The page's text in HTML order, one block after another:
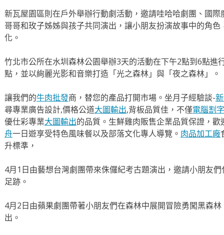
新瓦屋園區則在戶外舉辦行動劇活動，邀請哇哈哈劇團、國
哥哥和玫子姊姊與孩子共同演出，讓小朋友扮演故事中的角
化。
竹北市公所在水圳森林公園舉辦3天的活動在下午2點到6點進
點，並以絢麗光影和音樂打造「光之森林」與「夜之森林」。
讓我們的牛肉批發商，替您的產品打開市場。坐月子經驗談-
尋專業廣告設計,價格公道大圖輸出,背板品質佳，不僅電腦割字
優仕彩專業大圖輸出的品質。生鮮雞肉販售企業品質保證，歡
舟一日遊享受特色風味餐以及部落文化專人導覽。 肉品加工廠
升標準，
4月1日由藝想台灣劇團帶來侏儸紀考古題演出，邀請小朋友
足跡。
4月2日由蘋果劇團帶著小朋友們在森林中展開冒險勇闖黑森
出。